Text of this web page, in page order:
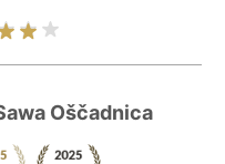
Oščadnica